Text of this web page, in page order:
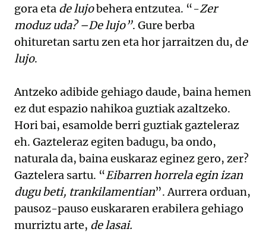
gora eta de lujobehera entzutea. “-Zer
moduz uda? –De lujo”. Gure berba
ohituretan sartu zen eta hor jarraitzen du, de
lujo.
Antzeko adibide gehiago daude, baina hemen
ez dut espazio nahikoa guztiak azaltzeko.
Hori bai, esamolde berri guztiak gazteleraz
eh. Gazteleraz egiten badugu, ba ondo,
naturala da, baina euskaraz eginez gero, zer?
Gaztelera sartu. “Eibarren horrela egin izan
dugu beti, trankilamentian”. Aurrera orduan,
pausoz-pauso euskararen erabilera gehiago
murriztu arte, de lasai.